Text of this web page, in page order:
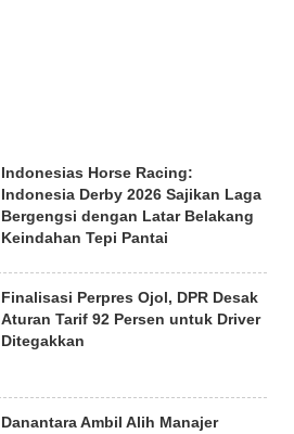
Indonesias Horse Racing:
Indonesia Derby 2026 Sajikan Laga
Bergengsi dengan Latar Belakang
Keindahan Tepi Pantai
Finalisasi Perpres Ojol, DPR Desak
Aturan Tarif 92 Persen untuk Driver
Ditegakkan
Danantara Ambil Alih Manajer